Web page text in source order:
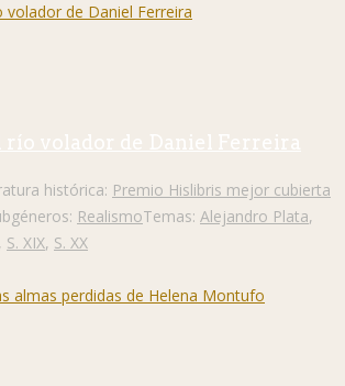
río volador de Daniel Ferreira
histórica: Premio Hislibris mejor cubierta
RealismoTemas: Alejandro Plata,
, S. XIX, S. XX